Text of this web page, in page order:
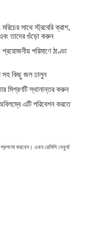
সাথে স্ট্রবেরি ক্রাশ,
তাদের গুঁড়ো করুন
পরিমাণে ঠাণ্ডা
সহ কিছু জল ঢালুন
মিশ্রণটি স্থানান্তর করুন
এটি পরিবেশন করতে
করবেন। এখন রেসিপি দেখুন!